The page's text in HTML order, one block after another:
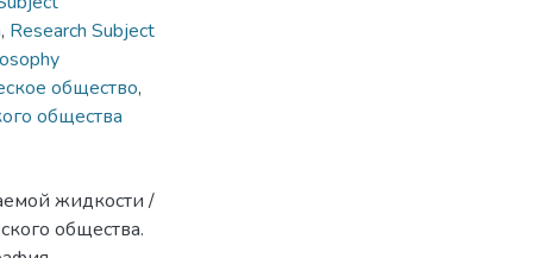
, Research Subject
общество,
общества
жидкости /
общества.